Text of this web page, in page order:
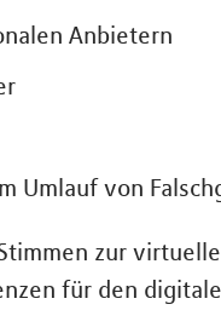
Anbietern
Umlauf von
zur
für den